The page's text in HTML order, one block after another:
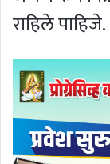
राहिले पाहिजे.